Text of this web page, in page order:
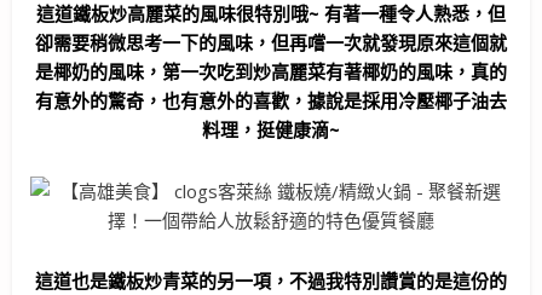
這道鐵板炒高麗菜的風味很特別哦~ 有著一種令人熟悉，但
卻需要稍微思考一下的風味，但再嚐一次就發現原來這個就
是椰奶的風味，第一次吃到炒高麗菜有著椰奶的風味，真的
有意外的驚奇，也有意外的喜歡，據說是採用冷壓椰子油去
料理，挺健康滴~
這道也是鐵板炒青菜的另一項，不過我特別讚賞的是這份的